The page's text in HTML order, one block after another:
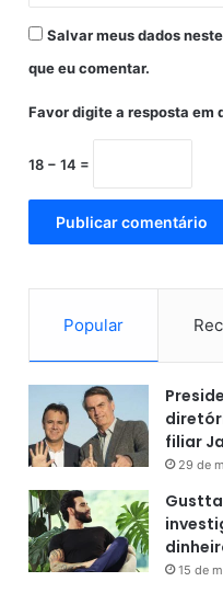
l
i
a
Salvar meus dados
que eu comentar.
Favor digite a resposta em
18 − 14 =
Popular
filiar
29 de
15 de